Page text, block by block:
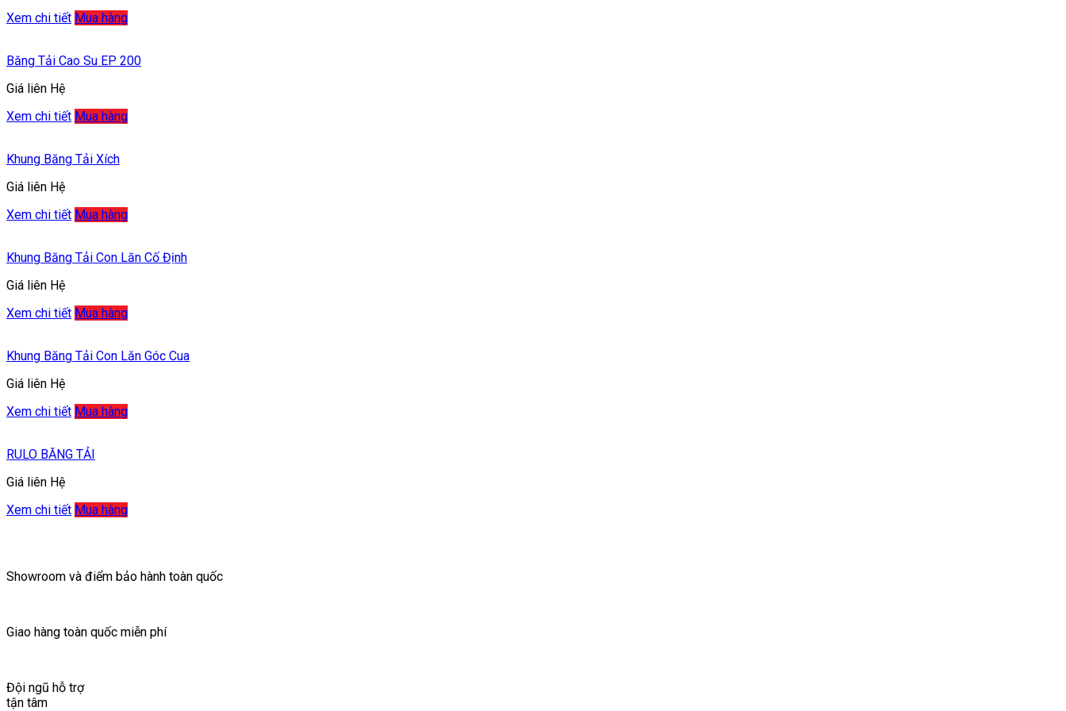
Xem chi tiết Mua hàng
Băng Tải Cao Su EP 200
Giá liên Hệ
Xem chi tiết Mua hàng
Khung Băng Tải Xích
Giá liên Hệ
Xem chi tiết Mua hàng
Khung Băng Tải Con Lăn Cố Định
Giá liên Hệ
Xem chi tiết Mua hàng
Khung Băng Tải Con Lăn Góc Cua
Giá liên Hệ
Xem chi tiết Mua hàng
RULO BĂNG TẢI
Giá liên Hệ
Xem chi tiết Mua hàng
Showroom và điểm bảo hành toàn quốc
Giao hàng toàn quốc miễn phí
Đội ngũ hỗ trợ
tận tâm